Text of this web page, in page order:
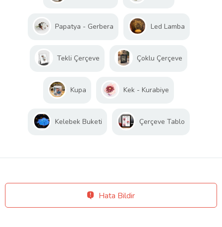
Papatya - Gerbera Led Lamba
Tekli Çerçeve Çoklu Çerçeve
Kupa Kek - Kurabiye
Kelebek Buketi Çerçeve Tablo
Hata Bildir